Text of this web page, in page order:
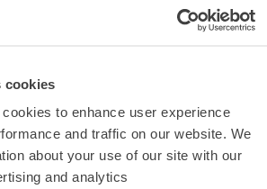
cookies
to enhance user experience
and traffic on our website. We
about your use of our site with our
and analytics
应人员使用的防护战斗服
战斗服尺码表